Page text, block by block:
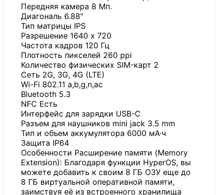
Передняя камера 8 Мп.
Диагональ 6.88″
Тип матрицы IPS
Разрешение 1640 x 720
Частота кадров 120 Гц
Плотность пикселей 260 ppi
Количество физических SIM-карт 2
Сеть 2G, 3G, 4G (LTE)
Wi-Fi 802.11 a,b,g,n,ac
Bluetooth 5.3
NFC Есть
Интерфейс для зарядки USB-C
Разъем для наушников mini jack 3.5 mm
Тип и объем аккумулятора 6000 мА·ч
Защита IP64
Особенности Расширение памяти (Memory
Extension): Благодаря функции HyperOS, вы
можете добавить к своим 8 ГБ ОЗУ еще до
8 ГБ виртуальной оперативной памяти,
заимствуя её из встроенного хранилища